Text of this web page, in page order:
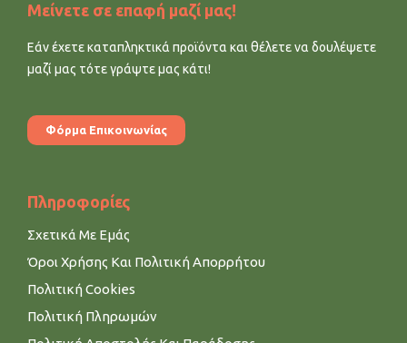
Μείνετε σε επαφή μαζί μας!
Εάν έχετε καταπληκτικά προϊόντα και θέλετε να δουλέψετε
μαζί μας τότε γράψτε μας κάτι!
Φόρμα Επικοινωνίας
Πληροφορίες
Σχετικά Με Εμάς
Όροι Χρήσης Και Πολιτική Απορρήτου
Πολιτική Cookies
Πολιτική Πληρωμών